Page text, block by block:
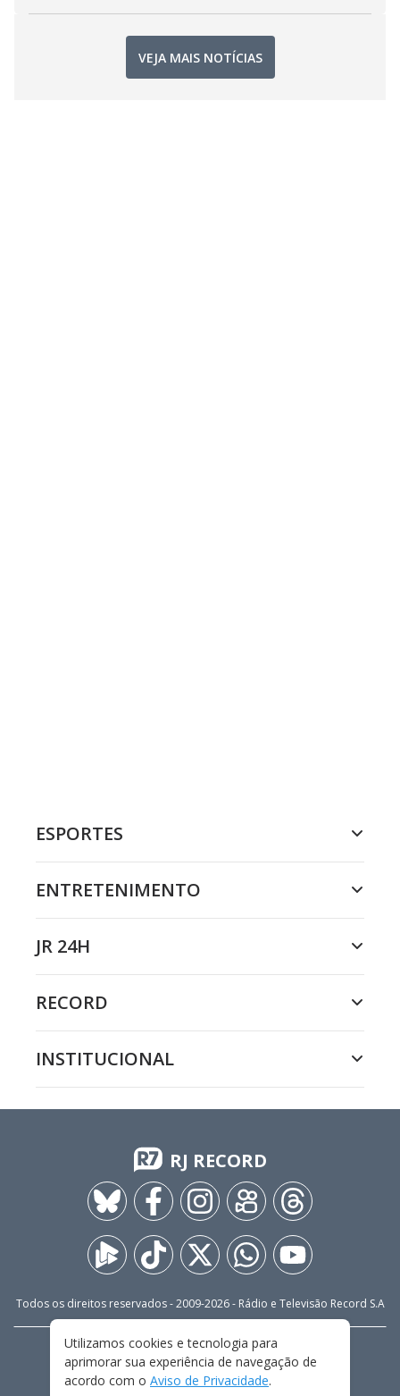
VEJA MAIS NOTÍCIAS
ESPORTES
ENTRETENIMENTO
JR 24H
RECORD
INSTITUCIONAL
RJ RECORD
Todos os direitos reservados - 2009-2026- Rádio e Televisão Record S.A
FALE CONOSCO
PRIVACIDADE
TERMOS E CONDIÇÕES DE USO
Utilizamos cookies e tecnologia para
aprimorar sua experiência de navegação de
acordo com o Aviso de Privacidade.